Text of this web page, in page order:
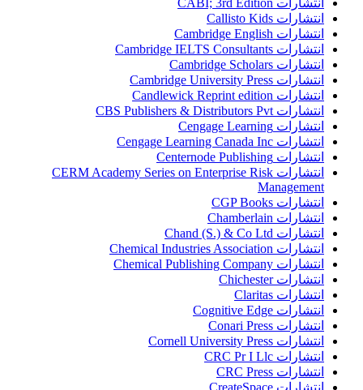
انتشارات Callisto Kids
انتشارات Cambridge English
انتشارات Cambridge IELTS Consultants
انتشارات Cambridge Scholars
انتشارات Cambridge University Press
انتشارات Candlewick Reprint edition
انتشارات CBS Publishers & Distributors Pvt
انتشارات Cengage Learning
انتشارات Cengage Learning Canada Inc
انتشارات Centernode Publishing
انتشارات CERM Academy Series on Enterprise Risk
Management
انتشارات CGP Books
انتشارات Chamberlain
انتشارات Chand (S.) & Co Ltd
انتشارات Chemical Industries Association
انتشارات Chemical Publishing Company
انتشارات Chichester
انتشارات Claritas
انتشارات Cognitive Edge
انتشارات Conari Press
انتشارات Cornell University Press
انتشارات CRC Pr I Llc
انتشارات CRC Press
انتشارات CreateSpace